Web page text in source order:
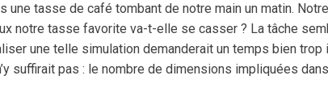
tasse de café tombant de notre main un matin.
notre tasse favorite va-t-elle se casser ? La tâche
une telle simulation demanderait un temps bien trop
suffirait pas : le nombre de dimensions impliquées